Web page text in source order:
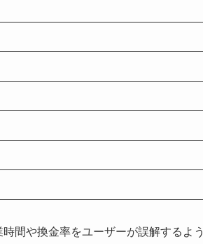
間や換金率をユーザーが誤解するよう